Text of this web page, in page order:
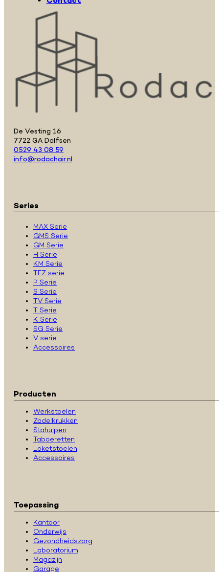
De Vesting 16
7722 GA Dalfsen
0529 43 08 59
info@rodachair.nl
Series
MAX Serie
GMS Serie
GM Serie
H Serie
KM Serie
TEZ serie
P Serie
S Serie
TV Serie
T Serie
K Serie
SG Serie
V serie
Accessoires
Producten
Werkstoelen
Zadelkrukken
Stahulpen
Taboeretten
Loketstoelen
Accessoires
Toepassing
Kantoor
Onderwijs
Gezondheidszorg
Laboratorium
Magazijn
Garage